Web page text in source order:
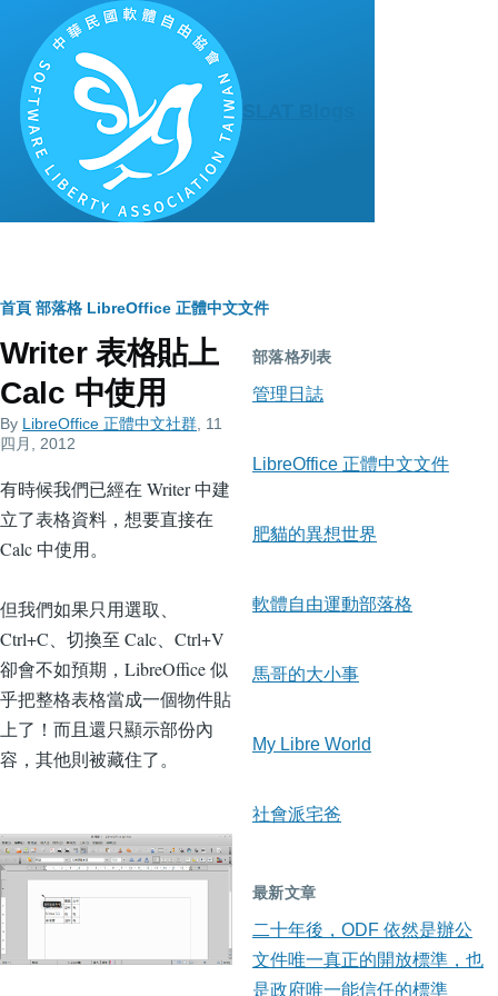
移至主內容
導
航
連
結
首頁 部落格 LibreOffice 正體中文文件
Writer 表格貼上
Calc 中使用
By LibreOffice 正體中文社群 , 11
四月, 2012
有時候我們已經在 Writer 中建
立了表格資料，想要直接在
Calc 中使用。
但我們如果只用選取、
Ctrl+C、切換至 Calc、Ctrl+V
卻會不如預期，LibreOffice 似
乎把整格表格當成一個物件貼
上了！而且還只顯示部份內
容，其他則被藏住了。
部落格列表
管理日誌
LibreOffice 正體中文文件
肥貓的異想世界
軟體自由運動部落格
馬哥的大小事
My Libre World
社會派宅爸
最新文章
二十年後，ODF 依然是辦公
文件唯一真正的開放標準，也
是政府唯一能信任的標準